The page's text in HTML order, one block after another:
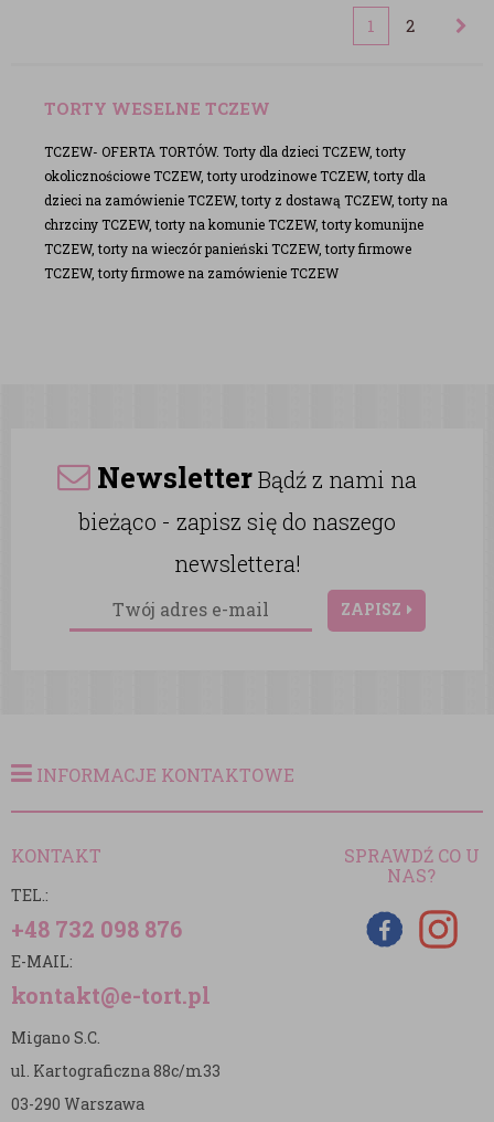
1 2
TORTY WESELNE TCZEW
TCZEW- OFERTA TORTÓW. Torty dla dzieci TCZEW, torty
okolicznościowe TCZEW, torty urodzinowe TCZEW, torty dla
dzieci na zamówienie TCZEW, torty z dostawą TCZEW, torty na
chrzciny TCZEW, torty na komunie TCZEW, torty komunijne
TCZEW, torty na wieczór panieński TCZEW, torty firmowe
TCZEW, torty firmowe na zamówienie TCZEW
NewsletterBądź z nami na
bieżąco - zapisz się do naszego
newslettera!
ZAPISZ
INFORMACJE KONTAKTOWE
KONTAKT
TEL.:
+48 732 098 876
E-MAIL:
kontakt@e-tort.pl
Migano S.C.
ul. Kartograficzna 88c/m33
03-290 Warszawa
SPRAWDŹ CO U
NAS?